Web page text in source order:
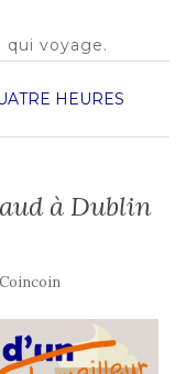
qui voyage.
HEURES
à Dublin
Coincoin